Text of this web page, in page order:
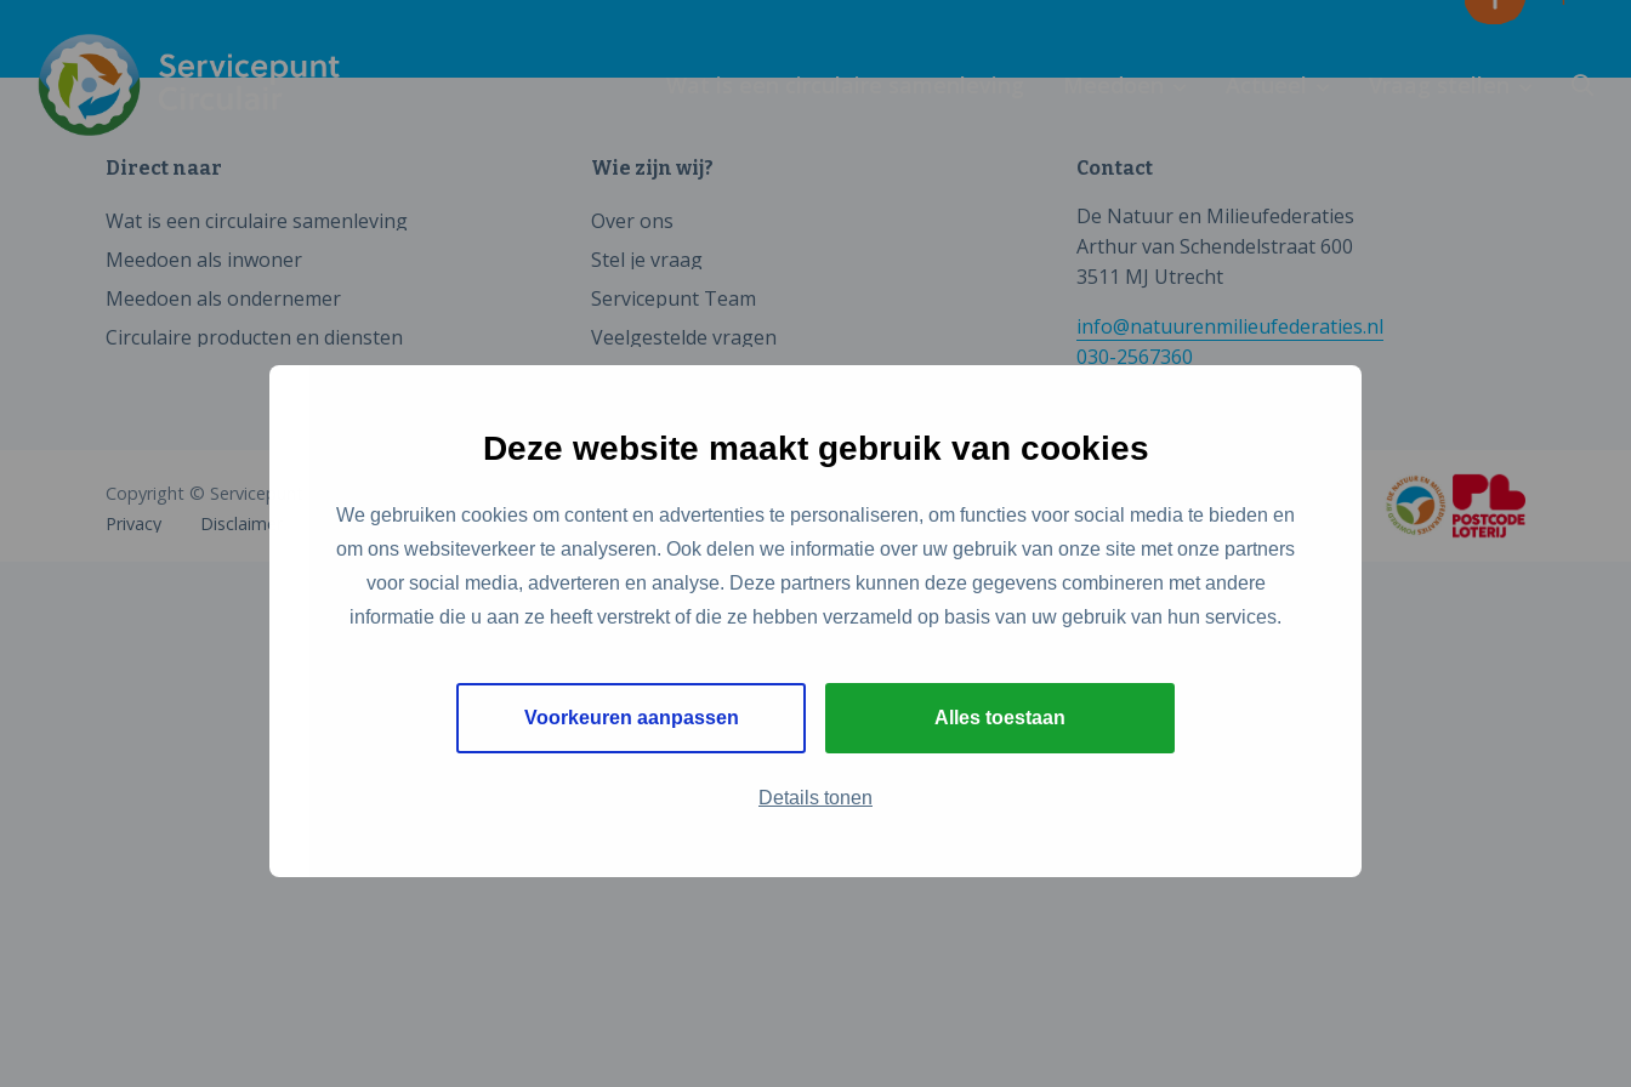
Deze website maakt gebruik van cookies
We gebruiken cookies om content en advertenties te personaliseren, om functies voor social media te bieden en
om ons websiteverkeer te analyseren. Ook delen we informatie over uw gebruik van onze site met onze partners
voor social media, adverteren en analyse. Deze partners kunnen deze gegevens combineren met andere
informatie die u aan ze heeft verstrekt of die ze hebben verzameld op basis van uw gebruik van hun services.
Voorkeuren aanpassen Alles toestaan
Details tonen
Wat is een circulaire samenleving Meedoen Actueel Vraag stellen
Direct naar
Wat is een circulaire samenleving
Meedoen als inwoner
Meedoen als ondernemer
Circulaire producten en diensten
Wie zijn wij?
Over ons
Stel je vraag
Servicepunt Team
Veelgestelde vragen
Contact
De Natuur en Milieufederaties
Arthur van Schendelstraat 600
3511 MJ Utrecht
info@natuurenmilieufederaties.nl
030-2567360
Copyright © Servicepunt Circulair
Privacy
Disclaimer Cookies Toegankelijkheid